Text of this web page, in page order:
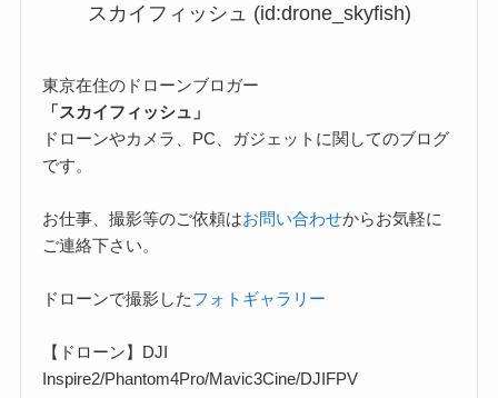
スカイフィッシュ (id:drone_skyfish)
東京在住のドローンブロガー
「スカイフィッシュ」
ドローンやカメラ、PC、ガジェットに関してのブログ
です。
お仕事、撮影等のご依頼はお問い合わせからお気軽に
ご連絡下さい。
ドローンで撮影したフォトギャラリー
【ドローン】DJI
Inspire2/Phantom4Pro/Mavic3Cine/DJIFPV